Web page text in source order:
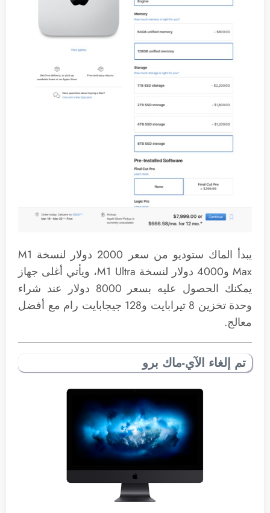
يبدأ الماك ستوديو من سعر 2000 دولار لنسخة M1
Max و4000 دولار لنسخة M1 Ultra، ويأتي أغلى جهاز
يمكنك الحصول عليه بسعر 8000 دولار عند شراء
وحدة تخزين 8 تيرابايت و128 جيجابايت رام مع أفضل
معالج.
تم إلغاء الآي-ماك برو